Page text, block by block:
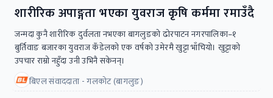
शारीरिक अपाङ्गता भएका युवराज कृषि कर्ममा रमाउँदै
जन्मदा कुनै शारीरिक दुर्वलता नभएका बागलुङको ढोरपाटन नगरपालिका–१
बुर्तिवाङ बजारका युवराज कँडेलको एक वर्षको उमेरमै खुट्टा भाँचियो। खुट्टाको
उपचार राम्रो नहुँदा उनी उभिनै सकेनन्।
बिएल संवाददाता - गलकोट (बागलुङ)